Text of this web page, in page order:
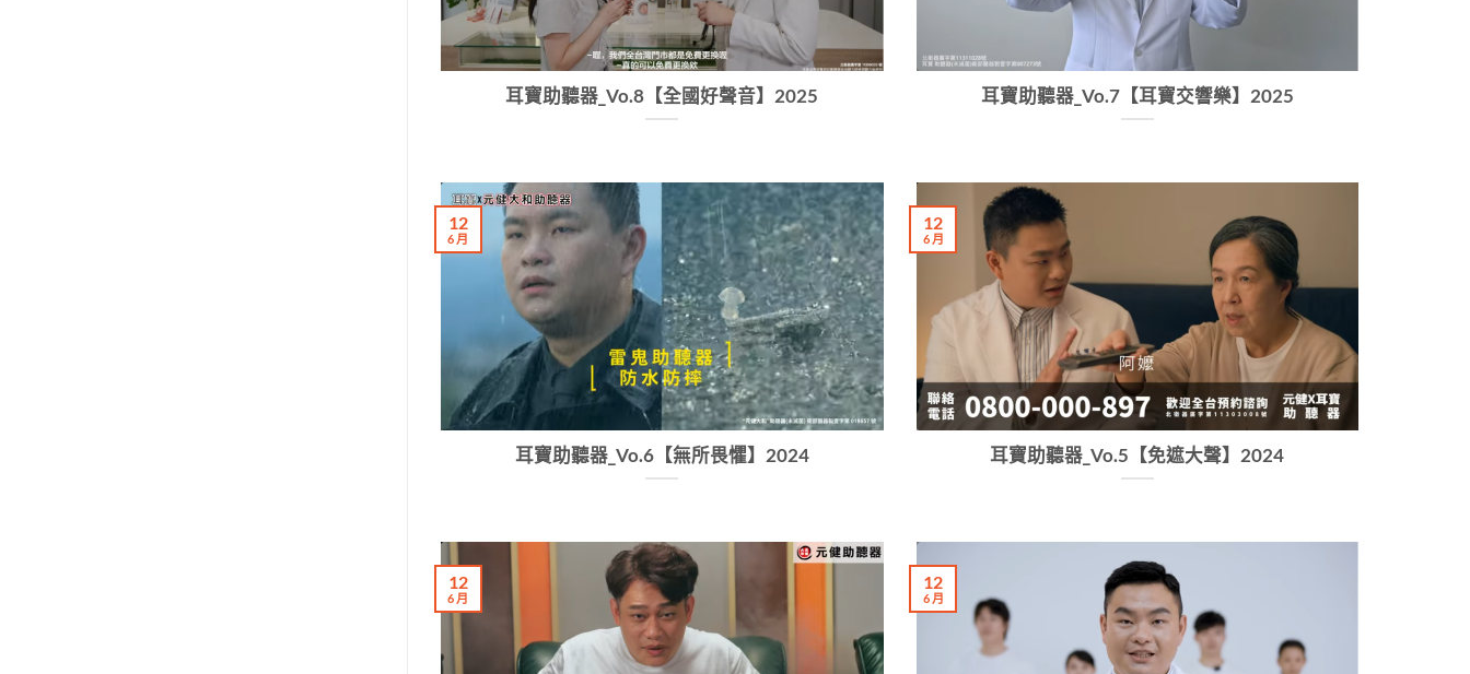
耳寶助聽器_Vo.8【全國好聲音】2025 耳寶助聽器_Vo.7【耳寶交響樂】2025
耳寶助聽器_Vo.6【無所畏懼】2024
12
6 月
耳寶助聽器_Vo.5【免遮大聲】2024
12
6 月
12
6 月
12
6 月